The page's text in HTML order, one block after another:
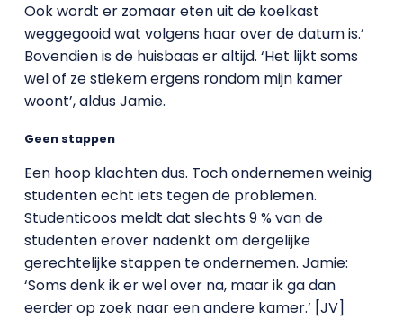
Ook wordt er zomaar eten uit de koelkast
weggegooid wat volgens haar over de datum is.’
Bovendien is de huisbaas er altijd. ‘Het lijkt soms
wel of ze stiekem ergens rondom mijn kamer
woont’, aldus Jamie.
Geen stappen
Een hoop klachten dus. Toch ondernemen weinig
studenten echt iets tegen de problemen.
Studenticoos meldt dat slechts 9 % van de
studenten erover nadenkt om dergelijke
gerechtelijke stappen te ondernemen. Jamie:
‘Soms denk ik er wel over na, maar ik ga dan
eerder op zoek naar een andere kamer.’ [JV]